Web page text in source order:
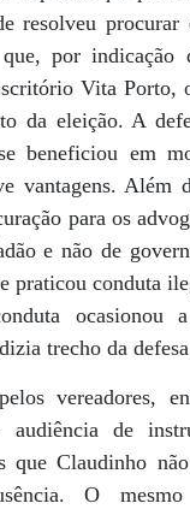
resolveu procurar
por indicação
Vita Porto,
da eleição. A
beneficiou em
vantagens. Além
para os
e não de
praticou conduta
ocasionou
trecho da
vereadores,
audiência de
que Claudinho
O